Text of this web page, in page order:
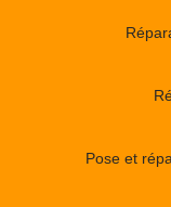
Pose et